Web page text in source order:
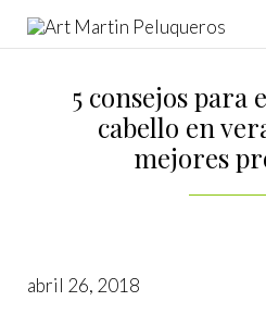
content
5 consejos para
cabello en
mejores
abril 26, 2018